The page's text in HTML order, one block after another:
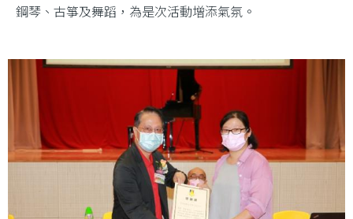
鋼琴、古箏及舞蹈，為是次活動增添氣氛。